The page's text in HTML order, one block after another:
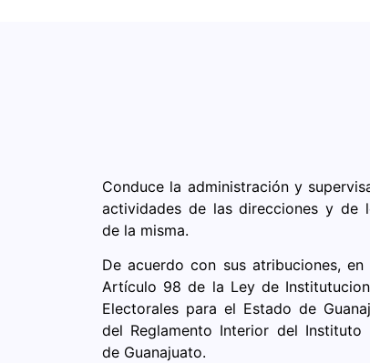
Conduce la administración y
actividades de las direcciones y de
de la misma.
De acuerdo con sus atribuciones,
Artículo 98 de la Ley de
Electorales para el Estado de
del Reglamento Interior del Instituto
de Guanajuato.